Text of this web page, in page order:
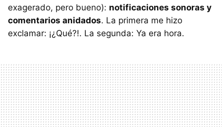
exagerado, pero bueno): notificaciones sonoras y
comentarios anidados. La primera me hizo
exclamar: ¡¿Qué?!. La segunda: Ya era hora.